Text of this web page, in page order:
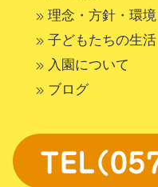
理念・方針・環境
子どもたちの生活
入園について
ブログ